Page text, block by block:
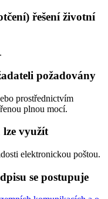
řešení životní
požadovány
prostřednictvím
plnou mocí.
využít
elektronickou poštou.
se postupuje